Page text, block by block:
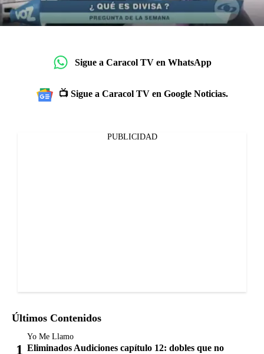
Sigue a Caracol TV en WhatsApp
📺 Sigue a Caracol TV en Google Noticias.
PUBLICIDAD
Últimos Contenidos
Yo Me Llamo
Eliminados Audiciones capítulo 12: dobles que no